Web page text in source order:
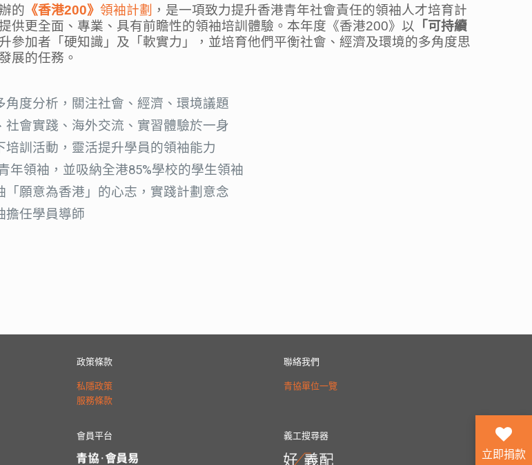
的 《香港200》 領袖計劃 ，是一項致力提升香港青年社會責任的領袖人才培育計
供更全面、專業、具有前瞻性的領袖培訓體驗。本年度《香港200》以 「可持續
參加者「硬知識」及「軟實力」，並培育他們平衡社會、經濟及環境的多角度思
展的任務。
角度分析，關注社會、經濟、環境議題
社會實踐、海外交流、實習體驗於一身
培訓活動，靈活提升學員的領袖能力
年領袖，並吸納全港85%學校的學生領袖
「願意為香港」的心志，實踐計劃意念
擔任學員導師
政策條款
私隱政策
服務條款
聯絡我們
青協單位一覽
會員平台 義工搜尋器
立即捐款